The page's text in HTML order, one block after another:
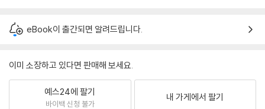
eBook이 출간되면 알려드립니다.
이미 소장하고 있다면 판매해 보세요.
예스24에 팔기
바이백 신청 불가
내 가게에서 팔기